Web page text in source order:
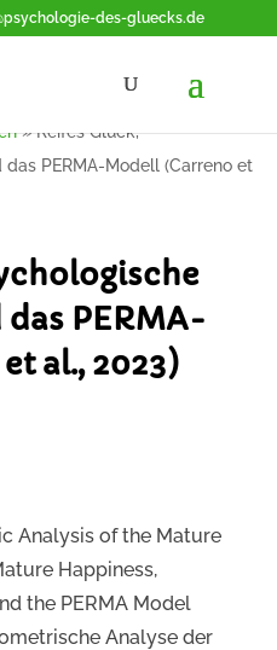
des-gluecks.de
»Reifes Glück,
PERMA-Modell (Carreno et
PERMA-
al., 2023)
Analysis of the Mature
Happiness,
the PERMA Model
Analyse der